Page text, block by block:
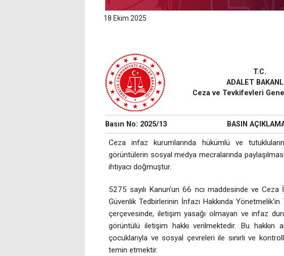
18 Ekim 2025
T.C.
ADALET
Ceza ve Tevkifevleri
Basın No: 2025/13 BASIN
Ceza infaz kurumlarında hükümlü ve
görüntülerin sosyal medya mecralarında
ihtiyacı doğmuştur.
5275 sayılı Kanun'un 66 ncı maddesinde ve
Güvenlik Tedbirlerinin İnfazı Hakkında
çerçevesinde, iletişim yasağı olmayan ve infaz
görüntülü iletişim hakkı verilmektedir. Bu hakkın
çocuklarıyla ve sosyal çevreleri ile sınırlı ve
temin etmektir.